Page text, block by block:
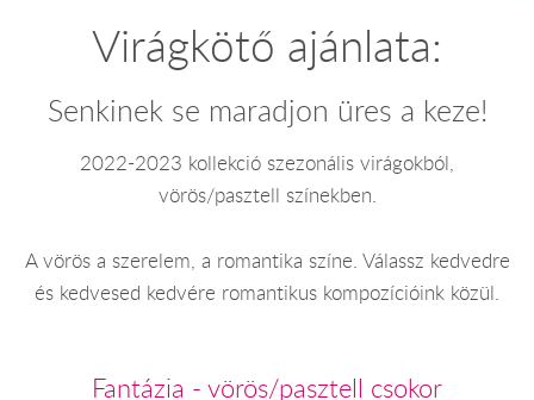
Virágkötő ajánlata:
Senkinek se maradjon üres a keze!
2022-2023 kollekció szezonális virágokból,
vörös/pasztell színekben.
A vörös a szerelem, a romantika színe. Válassz kedvedre
és kedvesed kedvére romantikus kompozícióink közül.
Fantázia - vörös/pasztell csokor